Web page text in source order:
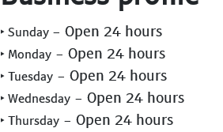
‣ Sunday - Open 24 hours
‣ Monday - Open 24 hours
‣ Tuesday - Open 24 hours
‣ Wednesday - Open 24 hours
‣ Thursday - Open 24 hours